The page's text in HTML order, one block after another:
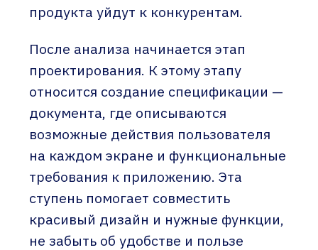
продукта уйдут к конкурентам.
После анализа начинается этап
проектирования. К этому этапу
относится создание спецификации —
документа, где описываются
возможные действия пользователя
на каждом экране и функциональные
требования к приложению. Эта
ступень помогает совместить
красивый дизайн и нужные функции,
не забыть об удобстве и пользе